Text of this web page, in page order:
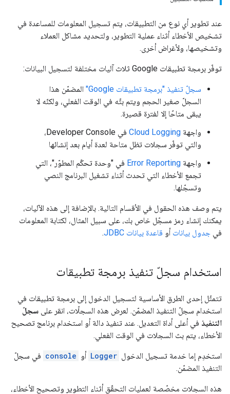
عند تطوير أي نوع من التطبيقات، يتم تسجيل المعلومات للمساعدة في
تشخيص الأخطاء أثناء عملية التطوير، ولتحديد مشاكل العملاء
وتشخيصها، ولأغراض أخرى.
توفّر برمجة تطبيقات Google ثلاث آليات مختلفة لتسجيل البيانات:
سجلّ تنفيذ "برمجة تطبيقات Google"
المضمّن هذا
السجلّ صغير الحجم ويتم بثّه في الوقت الفعلي، ولكنّه لا
يبقى متاحًا إلا لفترة قصيرة.
واجهة Cloud Logging
في Developer Console،
والتي توفّر سجلات تظل متاحة لعدة أيام بعد إنشائها
واجهة Error Reporting في "وحدة تحكّم المطوّر"، التي
تجمع الأخطاء التي تحدث أثناء تشغيل البرنامج النصي
وتسجّلها.
يتم وصف هذه الحقول في الأقسام التالية. بالإضافة إلى هذه الآليات،
يمكنك إنشاء رمز مسجّل خاص بك، على سبيل المثال، لكتابة المعلومات
في جدول بيانات أو قاعدة بيانات JDBC .
استخدام سجلّ تنفيذ برمجة تطبيقات
تتمثّل إحدى الطرق الأساسية لتسجيل الدخول إلى برمجة تطبيقات في
استخدام سجلّ التنفيذ المضمّن. لعرض هذه السجلّات، انقر على سجلّ
التنفيذ في أعلى أداة التعديل. عند تنفيذ دالة أو استخدام برنامج تصحيح
الأخطاء، يتم بث السجلات في الوقت الفعلي.
استخدِم إما خدمة تسجيل الدخول Logger أو console في سجلّ
التنفيذ المضمّن.
هذه السجلات مخصّصة لعمليات التحقّق أثناء التطوير وتصحيح الأخطاء،